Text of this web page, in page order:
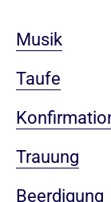
Musik
Taufe
Trauung
Beerdigung